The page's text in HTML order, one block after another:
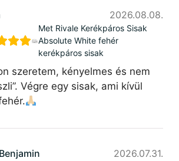
2026.08.08.
Met Rivale Kerékpáros Sisak
Absolute White fehér
kerékpáros sisak
szeretem, kényelmes és nem
Végre egy sisak, ami kívül
2026.07.31.